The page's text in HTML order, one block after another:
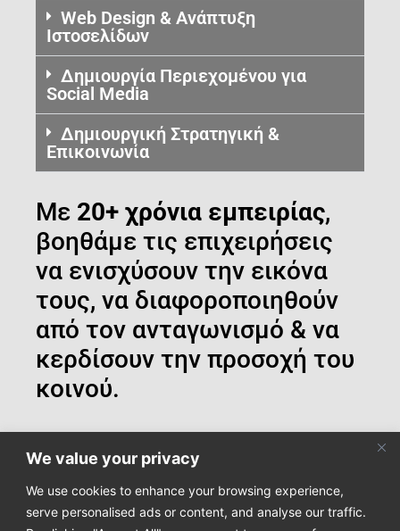
We value your privacy
We use cookies to enhance your browsing experience,
serve personalised ads or content, and analyse our traffic.
Web Design & Ανάπτυξη
Ιστοσελίδων
Δημιουργία Περιεχομένου για
Social Media
Δημιουργική Στρατηγική &
Επικοινωνία
Με 20+ χρόνια εμπειρίας,
βοηθάμε τις επιχειρήσεις
να ενισχύσουν την εικόνα
τους, να διαφοροποιηθούν
από τον ανταγωνισμό & να
κερδίσουν την προσοχή του
κοινού.
Κάντε εγγραφή στο newsletter μας για να μαθαίνετε τα
τελευταία νέα μας!